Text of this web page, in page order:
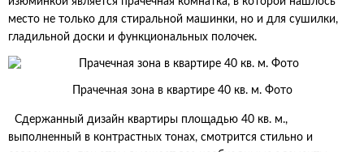
место не только для стиральной машинки, но и для сушилки,
гладильной доски и функциональных полочек.
Прачечная зона в квартире 40 кв. м. Фото
Сдержанный дизайн квартиры площадью 40 кв. м.,
выполненный в контрастных тонах, смотрится стильно и